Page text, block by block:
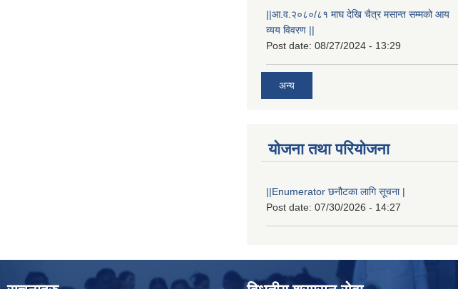
||आ.व.२०८०/८१ माघ देखि चैत्र मसान्त सम्मको आय
व्यय विवरण ||
Post date: 08/27/2024 - 13:29
अन्य
योजना तथा परियोजना
||Enumerator छनौटका लागि सूचना |
Post date: 07/30/2026 - 14:27